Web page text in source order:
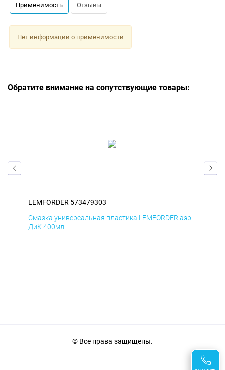
Применимость Отзывы
Нет информации о применимости
Обратите внимание на сопутствующие товары:
LEMFORDER 573479303
Смазка универсальная пластика LEMFORDER аэр
ДиК 400мл
© Все права защищены.